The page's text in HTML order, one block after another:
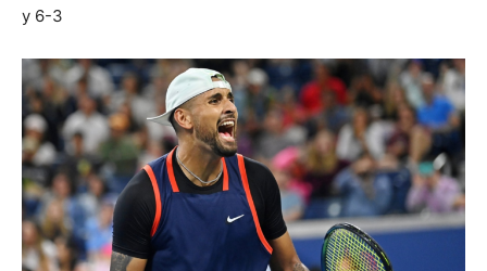
y 6-3